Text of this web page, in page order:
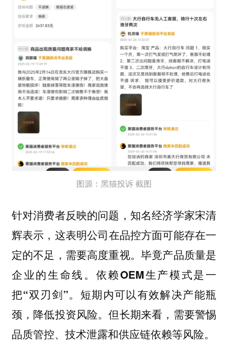
图源：黑猫投诉 截图
针对消费者反映的问题，知名经济学家宋清
辉表示， 这表明公司在品控方面可能存在一
定的不足，需要高度重视。毕竟产品质量是
企业的生命线。依赖OEM生产模式是一
把“双刃剑”。短期内可以有效解决产能瓶
颈，降低投资风险。但长期来看，需要警惕
品质管控、技术泄露和供应链依赖等风险。